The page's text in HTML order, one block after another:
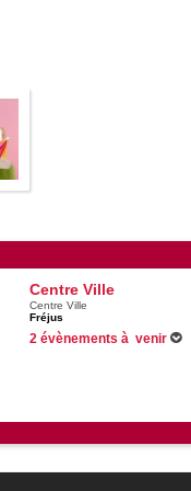
Centre Ville
Centre Ville
Fréjus
2 évènements à venir